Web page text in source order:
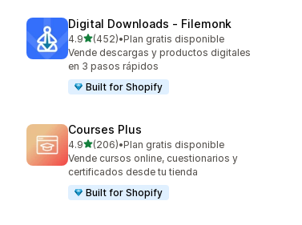
Digital Downloads ‑ Filemonk
4.9de 5 estrellas
(452)
452 reseñas en total
•Plan gratis disponible
Vende descargas y productos digitales
en 3 pasos rápidos
Built for Shopify
Courses Plus
4.9de 5 estrellas
(206)
206 reseñas en total
•Plan gratis disponible
Vende cursos online, cuestionarios y
certificados desde tu tienda
Built for Shopify